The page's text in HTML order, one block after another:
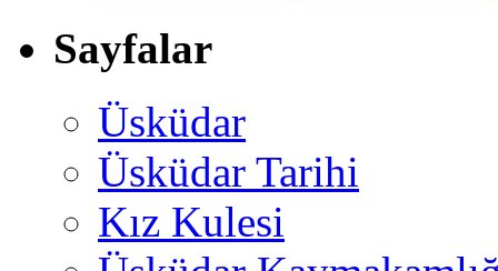
Sayfalar
Üsküdar
Üsküdar Tarihi
Kız Kulesi